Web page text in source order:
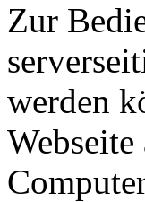
Zur
werden